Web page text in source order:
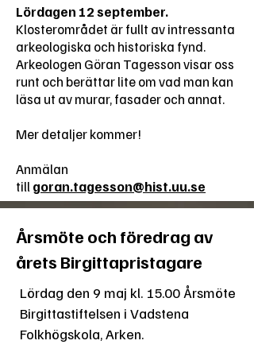
Lördagen 12 september.
Klosterområdet är fullt av intressanta
arkeologiska och historiska fynd.
Arkeologen Göran Tagesson visar oss
runt och berättar lite om vad man kan
läsa ut av murar, fasader och annat.
Mer detaljer kommer!
Anmälan
till goran.tagesson@hist.uu.se
Årsmöte och föredrag av
årets Birgittapristagare
Lördag den 9 maj kl. 15.00 Årsmöte
Birgittastiftelsen i Vadstena
Folkhögskola, Arken.